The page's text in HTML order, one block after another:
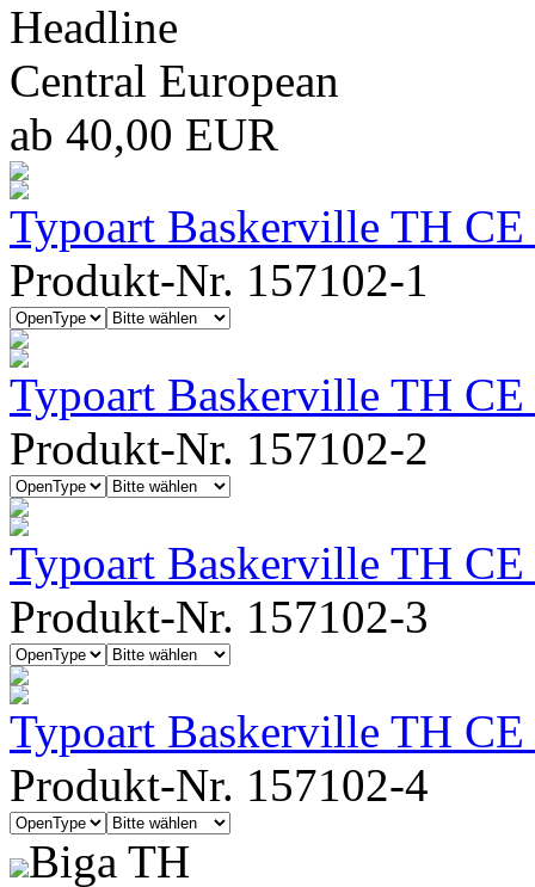
Headline
Central European
ab 40,00 EUR
Typoart Baskerville TH CE
Produkt-Nr. 157102-1
Typoart Baskerville TH
Produkt-Nr. 157102-2
Typoart Baskerville TH
Produkt-Nr. 157102-3
Typoart Baskerville TH
Produkt-Nr. 157102-4
Biga TH